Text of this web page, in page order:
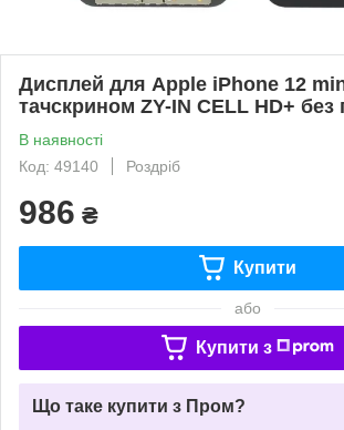
Дисплей для Apple iPhone 12
тачскрином ZY-IN CELL HD+ без
В наявності
Код: 49140
Роздріб
986 ₴
Купити
або
Купити з
Що таке купити з Пром?